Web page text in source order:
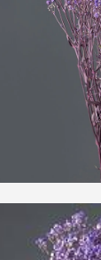
кашпо